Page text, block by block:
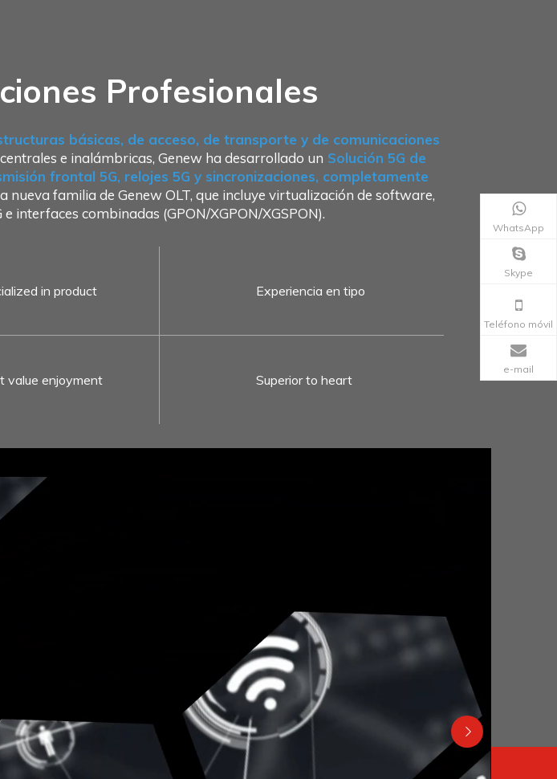
Profesionales
básicas, de acceso, de transporte y de comunicaciones
e inalámbricas, Genew ha desarrollado un Solución 5G de
frontal 5G, relojes 5G y sincronizaciones, completamente
nueva familia de Genew OLT, que incluye virtualización de software,
interfaces combinadas (GPON/XGPON/XGSPON).
in product Experiencia en tipo
value enjoyment Superior to heart
WhatsApp
Skype
Teléfono móvil
e-mail